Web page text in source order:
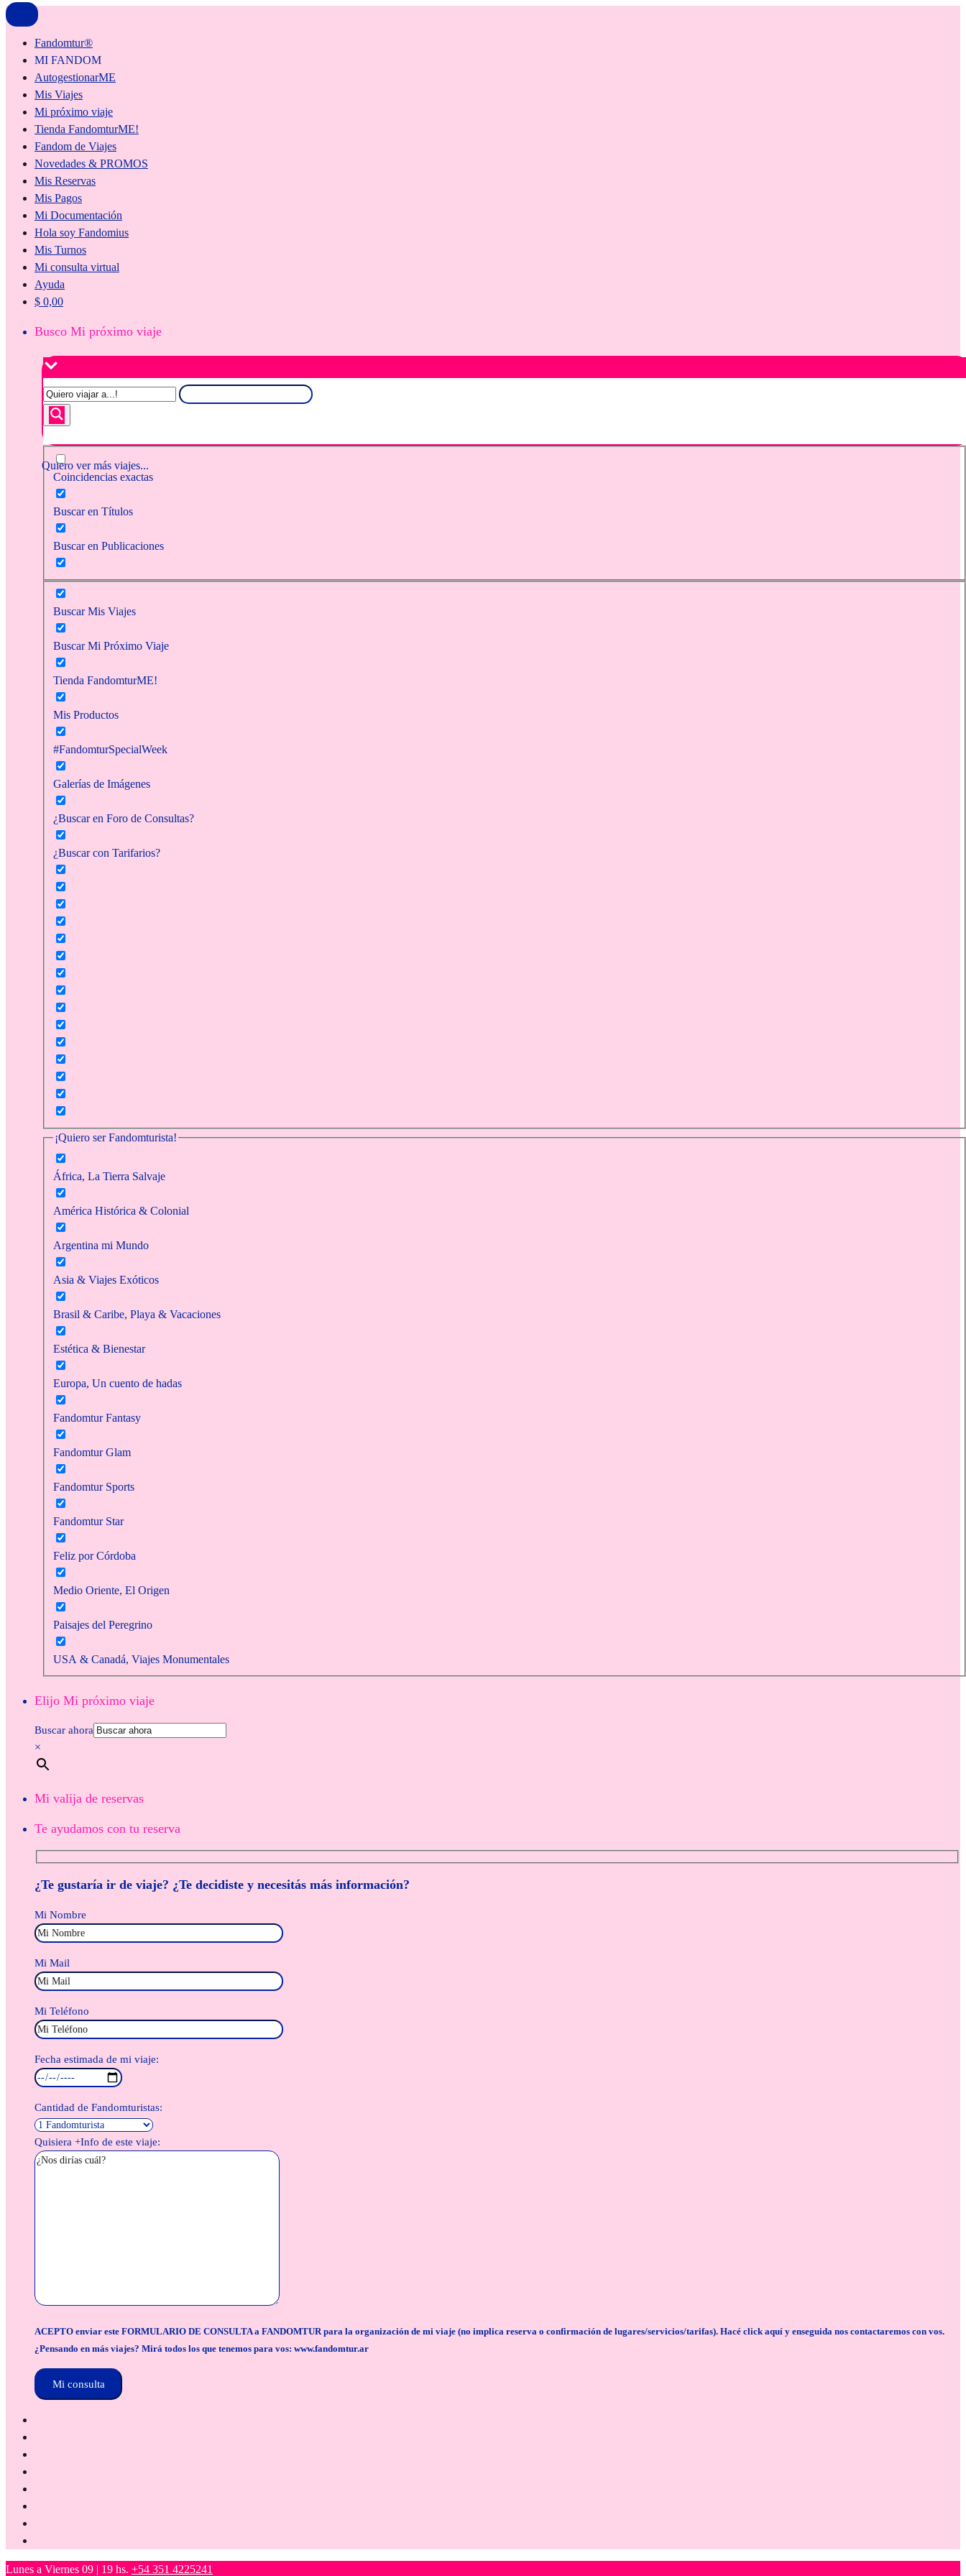
Fandomtur®
MI FANDOM
AutogestionarME
Mis Viajes
Mi próximo viaje
Tienda FandomturME!
Fandom de Viajes
Novedades & PROMOS
Mis Reservas
Mis Pagos
Mi Documentación
Hola soy Fandomius
Mis Turnos
Mi consulta virtual
Ayuda
$ 0,00
Busco Mi próximo viaje
Quiero ver más viajes...
Coincidencias exactas
Buscar en Títulos
Buscar en Publicaciones
Buscar Mis Viajes
Buscar Mi Próximo Viaje
Tienda FandomturME!
Mis Productos
#FandomturSpecialWeek
Galerías de Imágenes
¿Buscar en Foro de Consultas?
¿Buscar con Tarifarios?
¡Quiero ser Fandomturista!
África, La Tierra Salvaje
América Histórica & Colonial
Argentina mi Mundo
Asia & Viajes Exóticos
Brasil & Caribe, Playa & Vacaciones
Estética & Bienestar
Europa, Un cuento de hadas
Fandomtur Fantasy
Fandomtur Glam
Fandomtur Sports
Fandomtur Star
Feliz por Córdoba
Medio Oriente, El Origen
Paisajes del Peregrino
USA & Canadá, Viajes Monumentales
Elijo Mi próximo viaje
Buscar ahora
×
Mi valija de reservas
Te ayudamos con tu reserva
¿Te gustaría ir de viaje? ¿Te decidiste y necesitás más información?
Mi Nombre
Mi Mail
Mi Teléfono
Fecha estimada de mi viaje:
Cantidad de Fandomturistas:
Quisiera +Info de este viaje:
ACEPTO enviar este FORMULARIO DE CONSULTA a FANDOMTUR para la organización de mi viaje (no implica reserva o confirmación de lugares/servicios/tarifas). Hacé click aquí y enseguida nos contactaremos con vos.
¿Pensando en más viajes? Mirá todos los que tenemos para vos: www.fandomtur.ar
Lunes a Viernes 09 | 19 hs. +54 351 4225241